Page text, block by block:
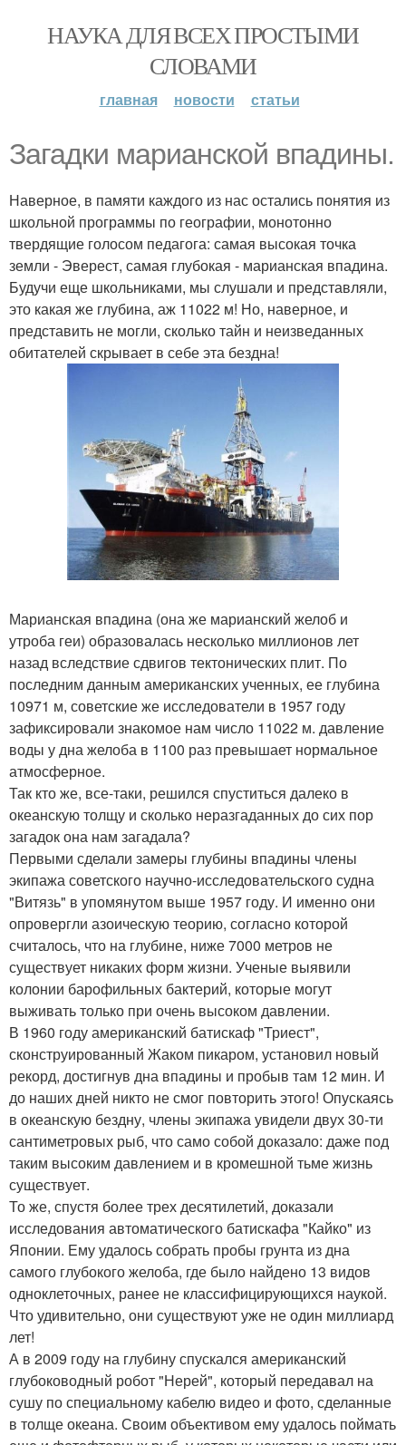
НАУКА ДЛЯ ВСЕХ ПРОСТЫМИ
СЛОВАМИ
главная новости статьи
Загадки марианской впадины.
Наверное, в памяти каждого из нас остались понятия из
школьной программы по географии, монотонно
твердящие голосом педагога: самая высокая точка
земли - Эверест, самая глубокая - марианская впадина.
Будучи еще школьниками, мы слушали и представляли,
это какая же глубина, аж 11022 м! Но, наверное, и
представить не могли, сколько тайн и неизведанных
обитателей скрывает в себе эта бездна!
Марианская впадина (она же марианский желоб и
утроба геи) образовалась несколько миллионов лет
назад вследствие сдвигов тектонических плит. По
последним данным американских ученных, ее глубина
10971 м, советские же исследователи в 1957 году
зафиксировали знакомое нам число 11022 м. давление
воды у дна желоба в 1100 раз превышает нормальное
атмосферное.
Так кто же, все-таки, решился спуститься далеко в
океанскую толщу и сколько неразгаданных до сих пор
загадок она нам загадала?
Первыми сделали замеры глубины впадины члены
экипажа советского научно-исследовательского судна
"Витязь" в упомянутом выше 1957 году. И именно они
опровергли азоическую теорию, согласно которой
считалось, что на глубине, ниже 7000 метров не
существует никаких форм жизни. Ученые выявили
колонии барофильных бактерий, которые могут
выживать только при очень высоком давлении.
В 1960 году американский батискаф "Триест",
сконструированный Жаком пикаром, установил новый
рекорд, достигнув дна впадины и пробыв там 12 мин. И
до наших дней никто не смог повторить этого! Опускаясь
в океанскую бездну, члены экипажа увидели двух 30-ти
сантиметровых рыб, что само собой доказало: даже под
таким высоким давлением и в кромешной тьме жизнь
существует.
То же, спустя более трех десятилетий, доказали
исследования автоматического батискафа "Кайко" из
Японии. Ему удалось собрать пробы грунта из дна
самого глубокого желоба, где было найдено 13 видов
одноклеточных, ранее не классифицирующихся наукой.
Что удивительно, они существуют уже не один миллиард
лет!
А в 2009 году на глубину спускался американский
глубоководный робот "Нерей", который передавал на
сушу по специальному кабелю видео и фото, сделанные
в толще океана. Своим объективом ему удалось поймать